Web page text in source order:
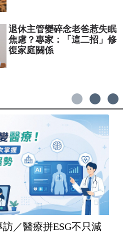
退休主管變碎念老爸惹失眠
焦慮？專家：「這二招」修
復家庭關係
／醫療拼ESG不只減